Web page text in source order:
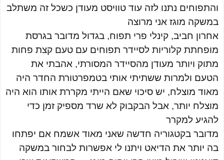
והתפוחים נתנו לזה עוד טוויסט מעודן כשכל זה משתלב
במשקה מוגז אני מרוצה
אחרון חביב, קינלי פרי תפוח, בגדול מדובר בגרסת
מופחתת קלוריות לסיידר תפוחים עם טעם קצת פחות
מתוק ויותר מעודן מהסיידר המסורתי, אהבתי את
הטעם ולמרות ששתיתי אותי בטמפרטורת החדר היה
מאוד מוצלח, יש סיכוי שאם הייתי מקררת אותו הוא היה
מוצלח יותר, אבל הבקבוק לא שרד מספיק זמן כדי
להגיע למקרר
מדובר בקטגוריה חדשה שאני מאוד אשמח אם יפתחו
בה יותר את הדיאט ויתנו לי אפשרות לבחור במשקה